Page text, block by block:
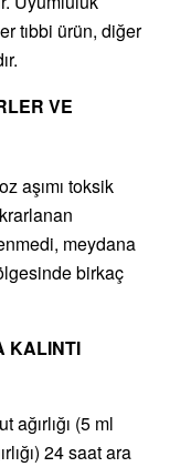
tıbbi ürün, diğer
VE
aşımı toksik
meydana
birkaç
KALINTI
(5 ml
24 saat ara